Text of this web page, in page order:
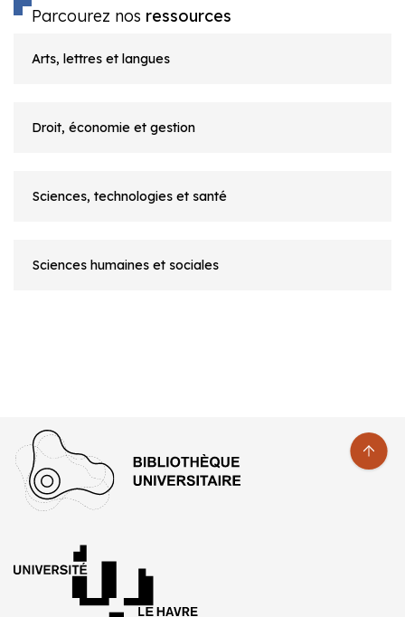
Parcourez nos ressources
Arts, lettres et langues
Droit, économie et gestion
Sciences, technologies et santé
Sciences humaines et sociales